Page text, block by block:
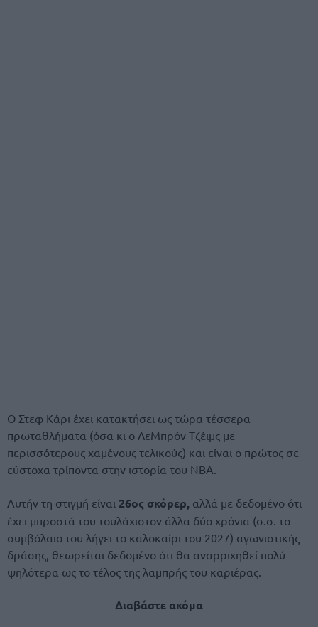
Ο Στεφ Κάρι έχει κατακτήσει ως τώρα τέσσερα
πρωταθλήματα (όσα κι ο ΛεΜπρόν Τζέιμς με
περισσότερους χαμένους τελικούς) και είναι ο πρώτος σε
εύστοχα τρίποντα στην ιστορία του ΝΒΑ.
Αυτήν τη στιγμή είναι 26ος σκόρερ, αλλά με δεδομένο ότι
έχει μπροστά του τουλάχιστον άλλα δύο χρόνια (σ.σ. το
συμβόλαιο του λήγει το καλοκαίρι του 2027) αγωνιστικής
δράσης, θεωρείται δεδομένο ότι θα αναρριχηθεί πολύ
ψηλότερα ως το τέλος της λαμπρής του καριέρας.
Διαβάστε ακόμα